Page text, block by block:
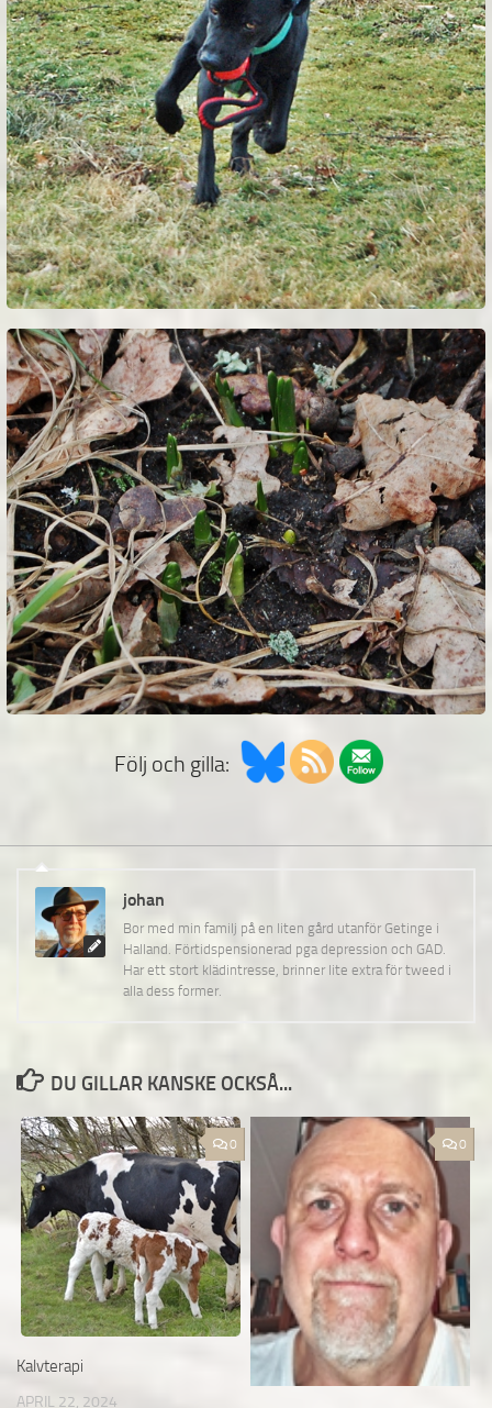
Följ och gilla:
johan
Bor med min familj på en liten gård utanför Getinge i
Halland. Förtidspensionerad pga depression och GAD.
Har ett stort klädintresse, brinner lite extra för tweed i
alla dess former.
DU GILLAR KANSKE OCKSÅ...
0
Kalvterapi
APRIL 22, 2024
0